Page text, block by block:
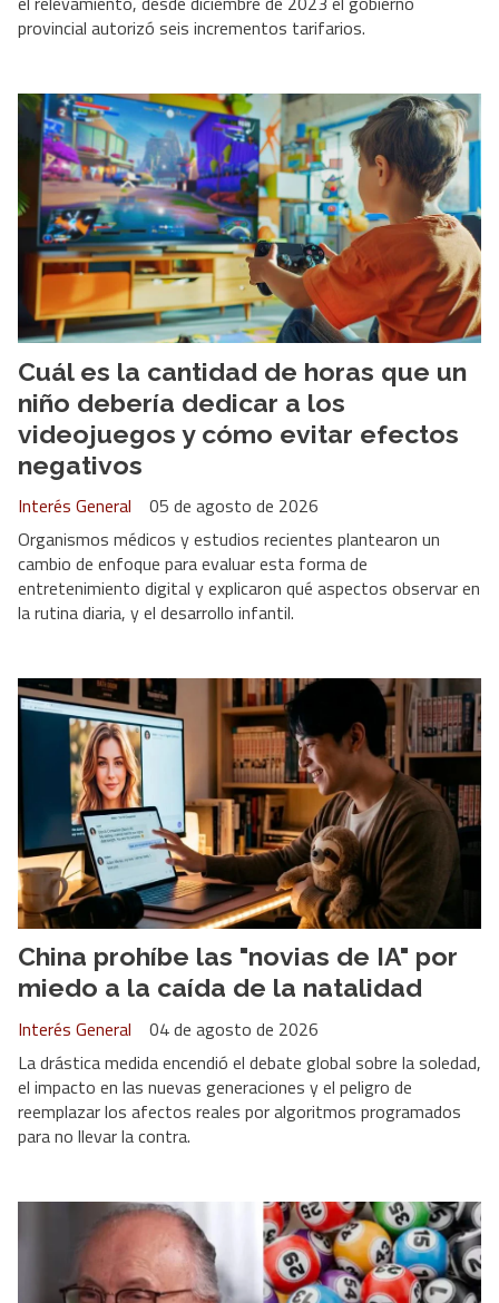
provincial autorizó seis incrementos tarifarios.
Cuál es la cantidad de horas que un
niño debería dedicar a los
videojuegos y cómo evitar efectos
negativos
Interés General
05 de agosto de 2026
Organismos médicos y estudios recientes plantearon un
cambio de enfoque para evaluar esta forma de
entretenimiento digital y explicaron qué aspectos observar en
la rutina diaria, y el desarrollo infantil.
China prohíbe las "novias de IA" por
miedo a la caída de la natalidad
Interés General
04 de agosto de 2026
La drástica medida encendió el debate global sobre la soledad,
el impacto en las nuevas generaciones y el peligro de
reemplazar los afectos reales por algoritmos programados
para no llevar la contra.